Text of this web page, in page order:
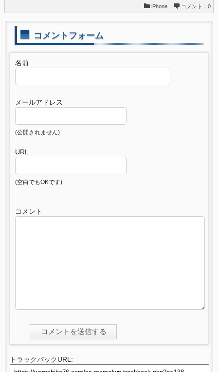
iPhone コメント：0
コメントフォーム
名前
メールアドレス
(公開されません)
URL
(空白でもOKです)
コメント
トラックバックURL: